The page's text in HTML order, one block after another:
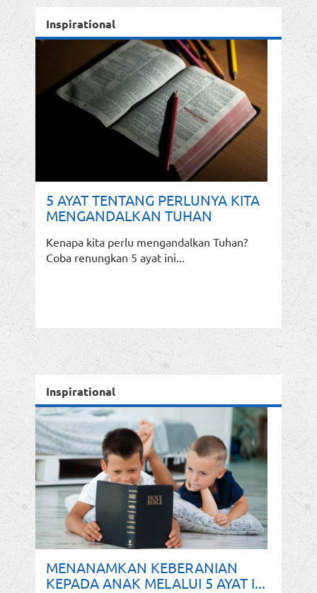
Inspirational
5 AYAT TENTANG PERLUNYA KITA
MENGANDALKAN TUHAN
Kenapa kita perlu mengandalkan Tuhan?
Coba renungkan 5 ayat ini...
Inspirational
MENANAMKAN KEBERANIAN
KEPADA ANAK MELALUI 5 AYAT I...